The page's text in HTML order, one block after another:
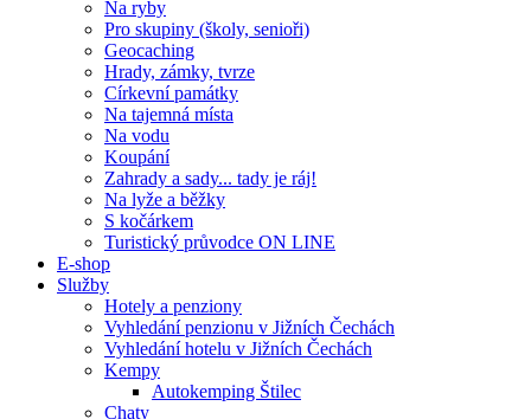
Na ryby
Pro skupiny (školy, senioři)
Geocaching
Hrady, zámky, tvrze
Církevní památky
Na tajemná místa
Na vodu
Koupání
Zahrady a sady... tady je ráj!
Na lyže a běžky
S kočárkem
Turistický průvodce ON LINE
E-shop
Služby
Hotely a penziony
Vyhledání penzionu v Jižních Čechách
Vyhledání hotelu v Jižních Čechách
Kempy
Autokemping Štilec
Chaty